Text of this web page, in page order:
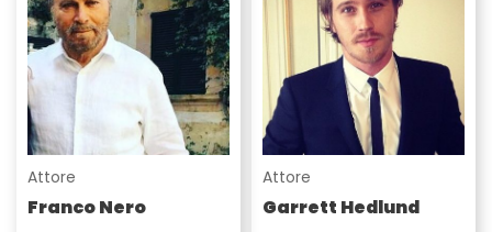
Attore
Franco Nero
Attore
Garrett Hedlund